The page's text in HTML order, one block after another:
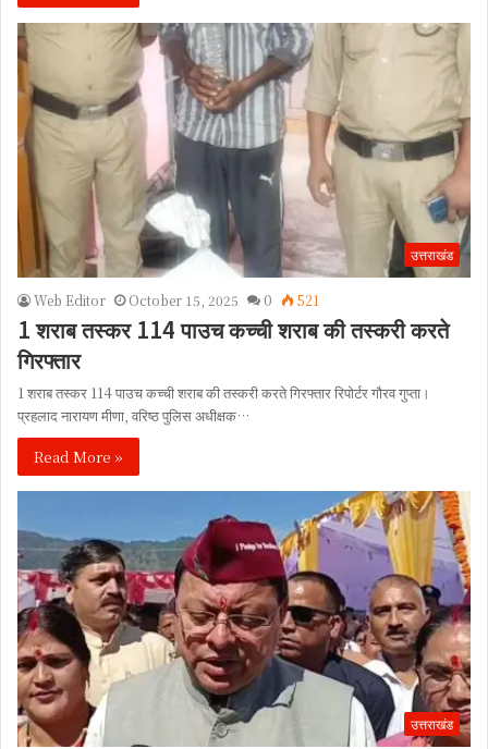
उत्तराखंड
Web Editor October 15, 2025 0 521
1 शराब तस्कर 114 पाउच कच्ची शराब की तस्करी करते
गिरफ्तार
1 शराब तस्कर 114 पाउच कच्ची शराब की तस्करी करते गिरफ्तार रिपोर्टर गौरव गुप्ता।
प्रहलाद नारायण मीणा, वरिष्ठ पुलिस अधीक्षक…
Read More »
उत्तराखंड